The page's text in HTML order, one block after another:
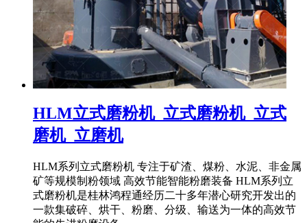
HLM立式磨粉机_立式磨粉机_立式
磨机_立磨机
HLM系列立式磨粉机 专注于矿渣、煤粉、水泥、非金属
矿等规模制粉领域 高效节能智能粉磨装备 HLM系列立
式磨粉机是桂林鸿程通经历二十多年潜心研究开发出的
一款集破碎、烘干、粉磨、分级、输送为一体的高效节